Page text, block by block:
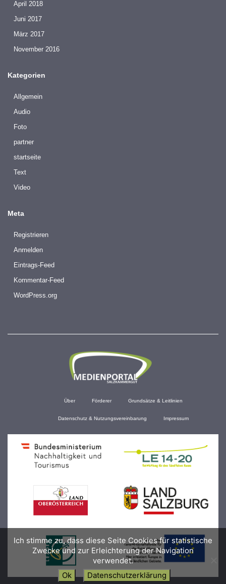
April 2018
Juni 2017
März 2017
November 2016
Kategorien
Allgemein
Audio
Foto
partner
startseite
Text
Video
Meta
Registrieren
Anmelden
Eintrags-Feed
Kommentar-Feed
WordPress.org
Über Förderer Grundsätze & Leitlinien
Datenschutz & Nutzungsvereinbarung Impressum
Ich stimme zu, dass diese Seite Cookies für statistische
Zwecke und zur Erleichterung der Navigation
verwendet.
Ok
Datenschutzerklärung